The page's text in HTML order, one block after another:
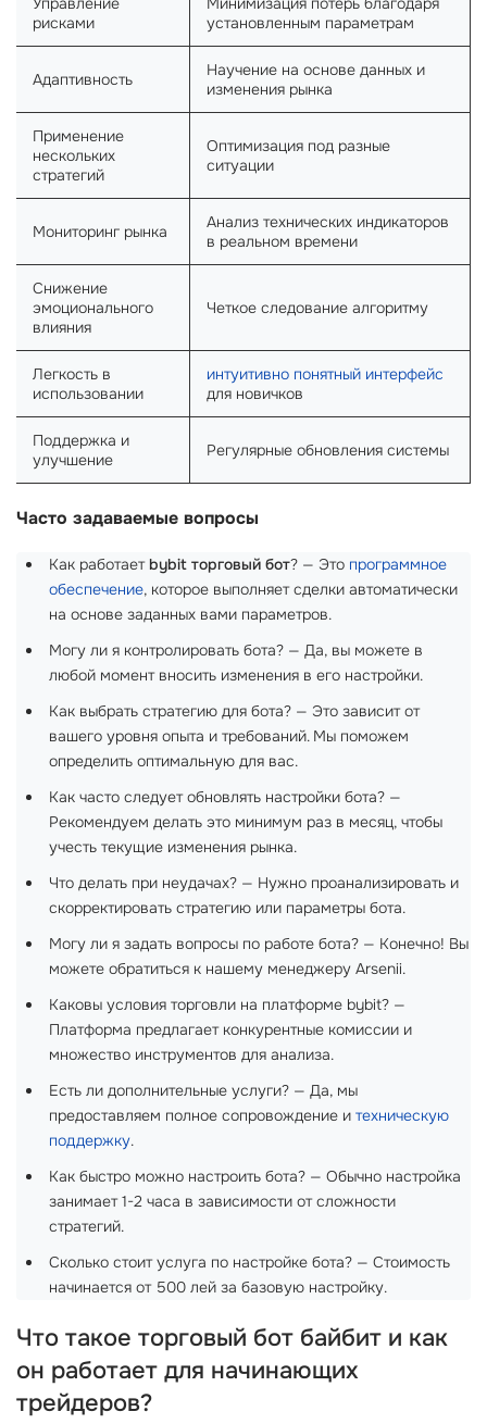
рисками
установленным параметрам
Адаптивность
Научение на основе данных и
изменения рынка
Применение
нескольких
стратегий
Оптимизация под разные
ситуации
Мониторинг рынка
Анализ технических индикаторов
в реальном времени
Снижение
эмоционального
влияния
Четкое следование алгоритму
Легкость в
использовании
интуитивно понятный интерфейс
для новичков
Поддержка и
улучшение
Регулярные обновления системы
Часто задаваемые вопросы
Как работаетbybit торговый бот? — Это программное
обеспечение, которое выполняет сделки автоматически
на основе заданных вами параметров.
Могу ли я контролировать бота? — Да, вы можете в
любой момент вносить изменения в его настройки.
Как выбрать стратегию для бота? — Это зависит от
вашего уровня опыта и требований. Мы поможем
определить оптимальную для вас.
Как часто следует обновлять настройки бота? —
Рекомендуем делать это минимум раз в месяц, чтобы
учесть текущие изменения рынка.
Что делать при неудачах? — Нужно проанализировать и
скорректировать стратегию или параметры бота.
Могу ли я задать вопросы по работе бота? — Конечно! Вы
можете обратиться к нашему менеджеру Arsenii.
Каковы условия торговли на платформе bybit? —
Платформа предлагает конкурентные комиссии и
множество инструментов для анализа.
Есть ли дополнительные услуги? — Да, мы
предоставляем полное сопровождение и техническую
поддержку.
Как быстро можно настроить бота? — Обычно настройка
занимает 1-2 часа в зависимости от сложности
стратегий.
Сколько стоит услуга по настройке бота? — Стоимость
начинается от 500 лей за базовую настройку.
Что такое торговый бот байбит и как
он работает для начинающих
трейдеров?